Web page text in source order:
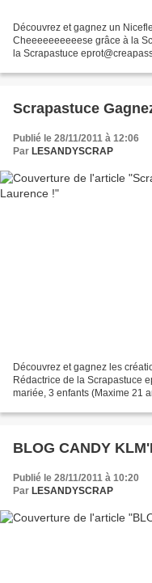
Découvrez et gagnez un
Cheeeeeeeeeese grâce à la
la Scrapastuce
Scrapastuce
Publié le 28/11/2011 à 12:06
Par LESANDYSCRAP
Découvrez et gagnez les
Rédactrice de la Scrapastuce
mariée, 3 enfants (Maxime 21
BLOG CANDY
Publié le 28/11/2011 à 10:20
Par LESANDYSCRAP